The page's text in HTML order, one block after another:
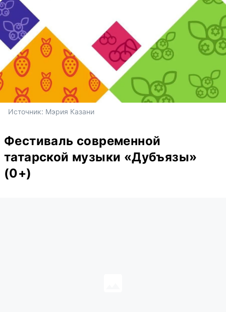
Источник: Мэрия Казани
Фестиваль современной
татарской музыки «Дубъязы»
(0+)